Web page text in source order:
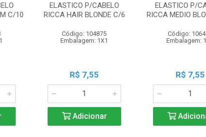
C/10
ELASTICO P/CABELO
RICCA HAIR BLONDE C/6
Código: 104875
Embalagem: 1X1
R$ 7,55
Adicionar
ELASTICO P/
RICCA MEDIO
Código:
Embalagem:
R$ 7,55